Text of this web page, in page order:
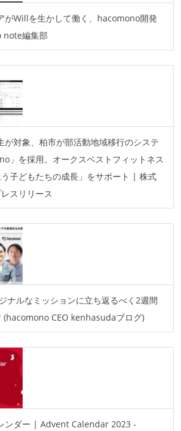
がWillを生かして働く、hacomono開発
note編集部
が対象、柏市が部活動地域移行のシステ
」を採用。オークスベストフィットネス
子どもたちの成長」をサポート | 株式
スリリース
ナルなミッションに立ち返るべく2週間
(hacomono CEO kenhasudaブログ)
ンダー | Advent Calendar 2023 -